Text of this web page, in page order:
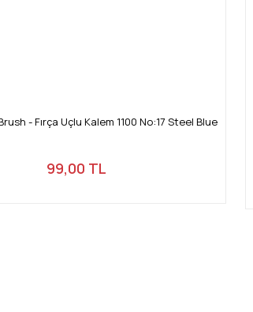
- Fırça Uçlu Kalem 1100 No:17 Steel Blue
99,00 TL